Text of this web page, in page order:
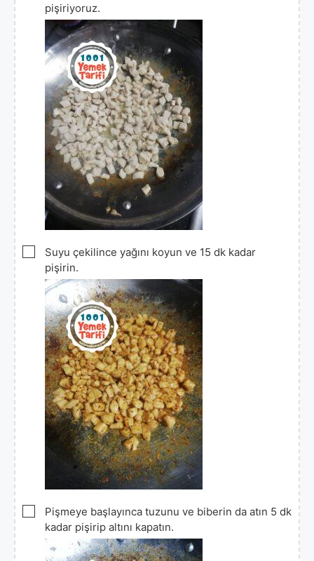
pişiriyoruz.
▢
Suyu çekilince yağını koyun ve 15 dk kadar
pişirin.
▢
Pişmeye başlayınca tuzunu ve biberin da atın 5 dk
kadar pişirip altını kapatın.